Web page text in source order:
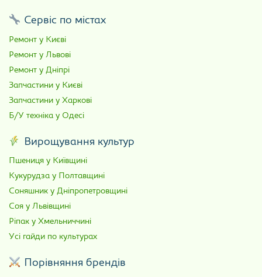
Сервіс по містах
Ремонт у Києві
Ремонт у Львові
Ремонт у Дніпрі
Запчастини у Києві
Запчастини у Харкові
Б/У техніка у Одесі
Вирощування культур
Пшениця у Київщині
Кукурудза у Полтавщині
Соняшник у Дніпропетровщині
Соя у Львівщині
Ріпак у Хмельниччині
Усі гайди по культурах
Порівняння брендів